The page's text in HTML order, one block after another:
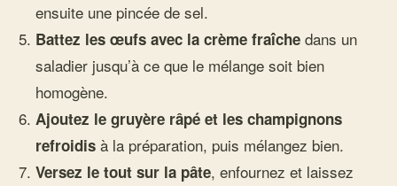
ensuite une pincée de sel.
Battez les œufs avec la crème fraîche dans un
saladier jusqu’à ce que le mélange soit bien
homogène.
Ajoutez le gruyère râpé et les champignons
refroidis à la préparation, puis mélangez bien.
Versez le tout sur la pâte, enfournez et laissez